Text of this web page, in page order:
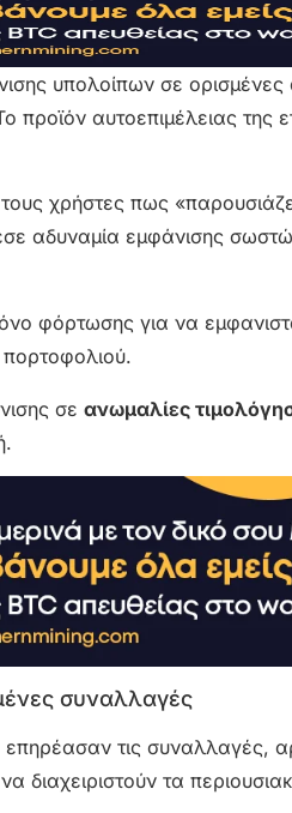
υπολοίπων σε ορισμένες
αυτοεπιμέλειας της
χρήστες πως
αδυναμία εμφάνισης
φόρτωσης για να
σε ανωμαλίες
συναλλαγές
τις συναλλαγές,
τα